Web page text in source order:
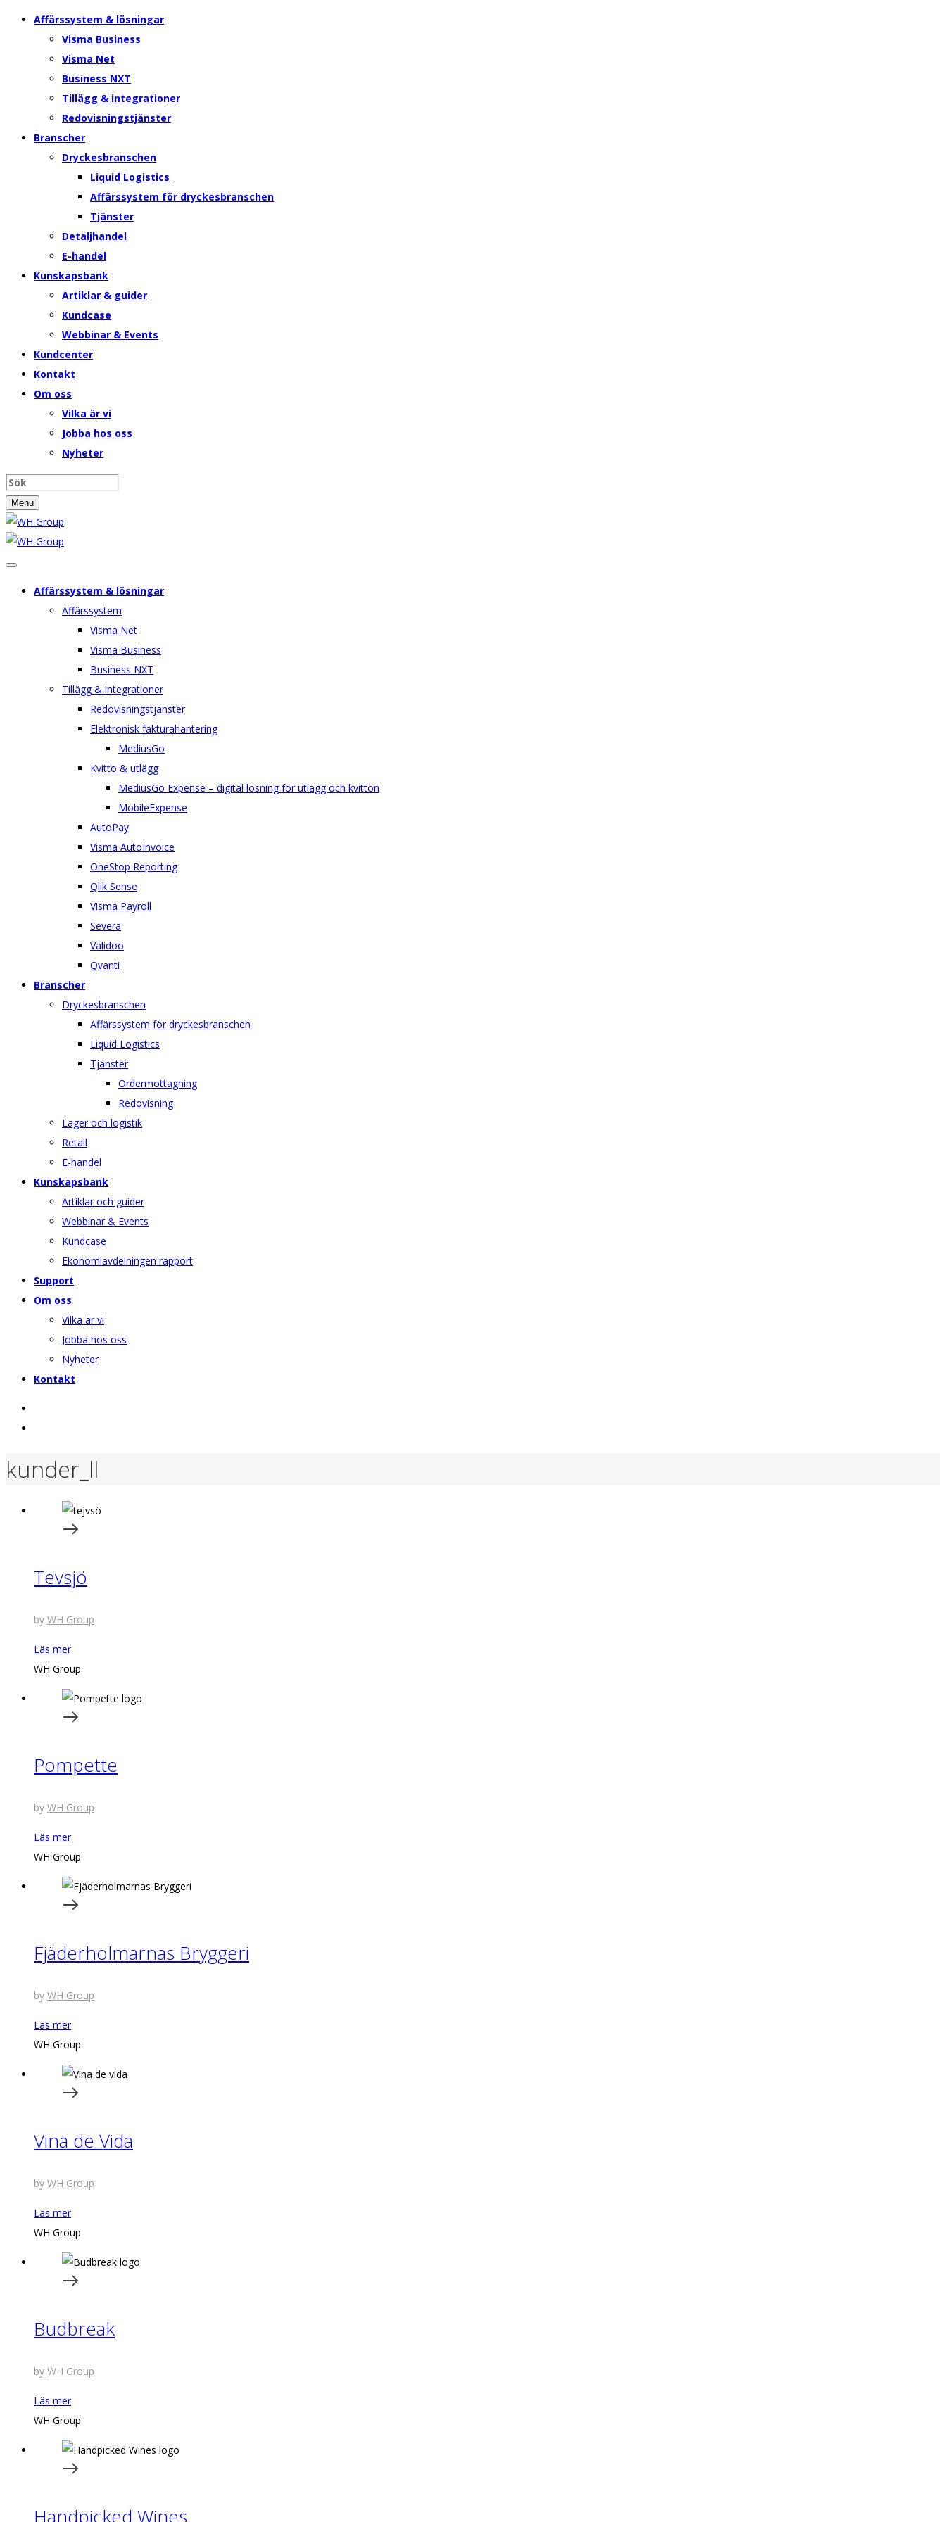
Affärssystem & lösningar
Visma Business
Visma Net
Business NXT
Tillägg & integrationer
Redovisningstjänster
Branscher
Dryckesbranschen
Liquid Logistics
Affärssystem för dryckesbranschen
Tjänster
Detaljhandel
E-handel
Kunskapsbank
Artiklar & guider
Kundcase
Webbinar & Events
Kundcenter
Kontakt
Om oss
Vilka är vi
Jobba hos oss
Nyheter
Menu
Affärssystem & lösningar
Affärssystem
Visma Net
Visma Business
Business NXT
Tillägg & integrationer
Redovisningstjänster
Elektronisk fakturahantering
MediusGo
Kvitto & utlägg
MediusGo Expense – digital lösning för utlägg och kvitton
MobileExpense
AutoPay
Visma AutoInvoice
OneStop Reporting
Qlik Sense
Visma Payroll
Severa
Validoo
Qvanti
Branscher
Dryckesbranschen
Affärssystem för dryckesbranschen
Liquid Logistics
Tjänster
Ordermottagning
Redovisning
Lager och logistik
Retail
E-handel
Kunskapsbank
Artiklar och guider
Webbinar & Events
Kundcase
Ekonomiavdelningen rapport
Support
Om oss
Vilka är vi
Jobba hos oss
Nyheter
Kontakt
kunder_ll
Tevsjö
by WH Group
Läs mer
WH Group
Pompette
by WH Group
Läs mer
WH Group
Fjäderholmarnas Bryggeri
by WH Group
Läs mer
WH Group
Vina de Vida
by WH Group
Läs mer
WH Group
Budbreak
by WH Group
Läs mer
WH Group
Handpicked Wines